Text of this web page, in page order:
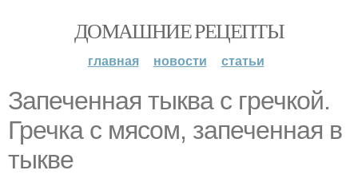
ДОМАШНИЕ РЕЦЕПТЫ
главная новости статьи
Запеченная тыква с гречкой.
Гречка с мясом, запеченная в
тыкве